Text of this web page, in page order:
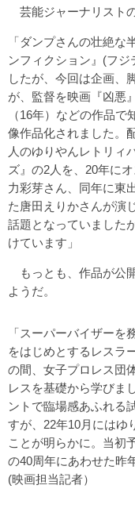
芸能ジャーナリスト
「ダンプさんの壮絶な
ンフィクション』(フ
したが、今回は企画、
が、監督を映画『凶悪
（16年）などの作品
像作品化されました。
人のゆりやんレトリィ
ズ』の2人を、20年に
力彩芽さん、同年に東
た唐田えりかさんが演
話題となっていました
けています」
もっとも、作品が公
ようだ。
「スーパーバイザー
をはじめとするレスラ
の間、女子プロレス団
レスを基礎から学びま
ントで臨場感あふれる
すが、22年10月にはゆ
ことが明らかに。当初
の40周年にあわせた昨
(映画担当記者）